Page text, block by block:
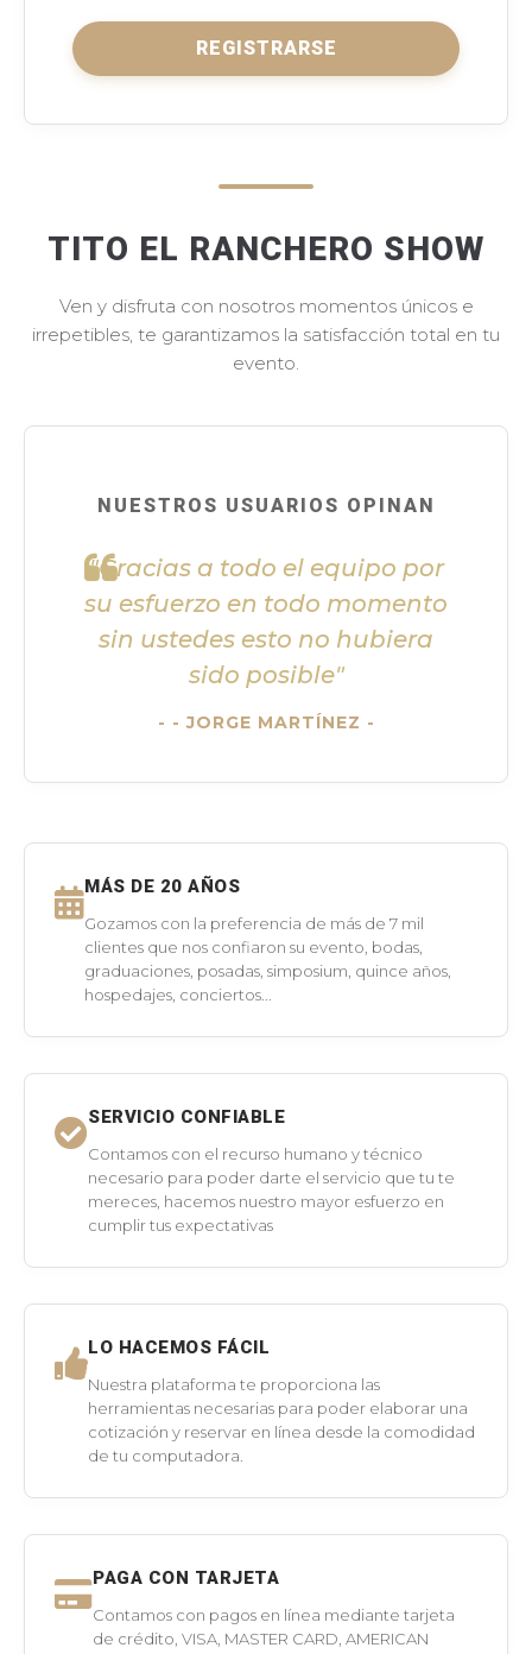
REGISTRARSE
TITO EL RANCHERO SHOW
Ven y disfruta con nosotros momentos únicos e
irrepetibles, te garantizamos la satisfacción total en tu
evento.
NUESTROS USUARIOS OPINAN
"Gracias a todo el equipo por
su esfuerzo en todo momento
sin ustedes esto no hubiera
sido posible"
- JORGE MARTÍNEZ -
MÁS DE 20 AÑOS
Gozamos con la preferencia de más de 7 mil
clientes que nos confiaron su evento, bodas,
graduaciones, posadas, simposium, quince años,
hospedajes, conciertos...
SERVICIO CONFIABLE
Contamos con el recurso humano y técnico
necesario para poder darte el servicio que tu te
mereces, hacemos nuestro mayor esfuerzo en
cumplir tus expectativas
LO HACEMOS FÁCIL
Nuestra plataforma te proporciona las
herramientas necesarias para poder elaborar una
cotización y reservar en línea desde la comodidad
de tu computadora.
PAGA CON TARJETA
Contamos con pagos en línea mediante tarjeta
de crédito, VISA, MASTER CARD, AMERICAN